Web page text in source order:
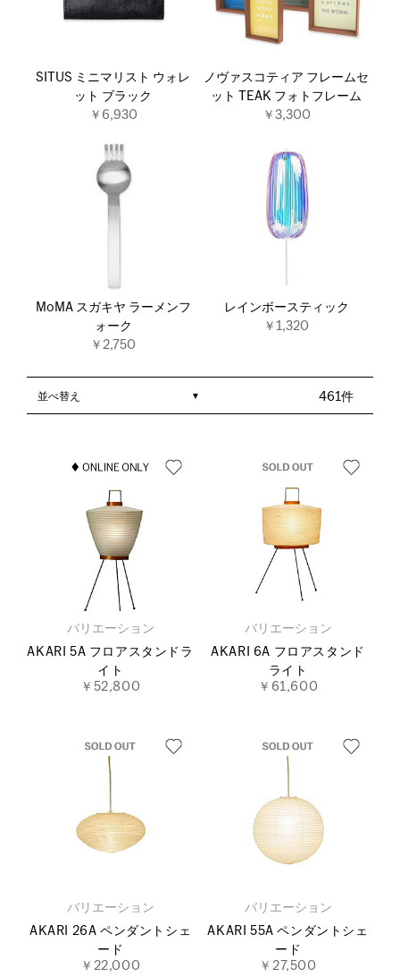
SITUS ミニマリスト ウォレ
ット ブラック
￥6,930
ノヴァスコティア フレームセ
ット TEAK フォトフレーム
￥3,300
MoMA スガキヤ ラーメンフ
ォーク
￥2,750
レインボースティック
￥1,320
461件
並べ替え
バリエーション
AKARI 5A フロアスタンドラ
イト
￥52,800
バリエーション
AKARI 6A フロアスタンド
ライト
￥61,600
バリエーション
AKARI 26A ペンダントシェ
ード
￥22,000
バリエーション
AKARI 55A ペンダントシェ
ード
￥27,500